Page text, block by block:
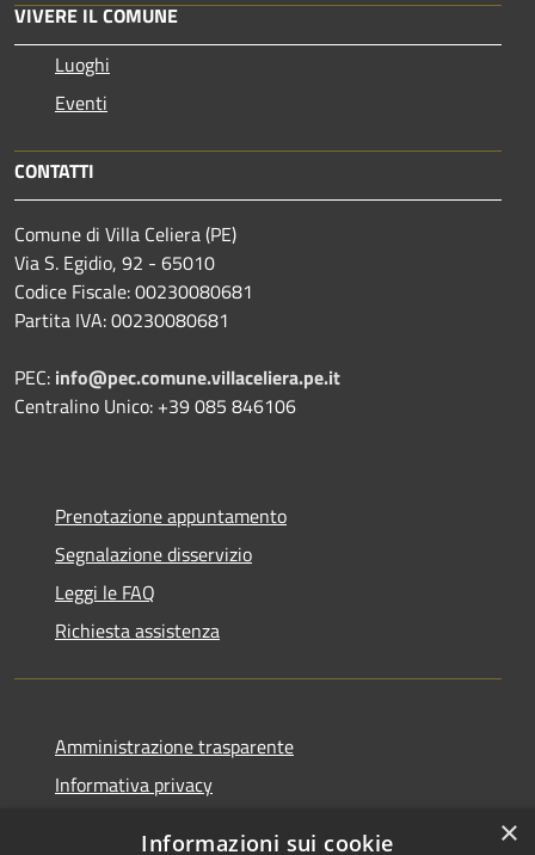
VIVERE IL COMUNE
Luoghi
Eventi
CONTATTI
Comune di Villa Celiera (PE)
Via S. Egidio, 92 - 65010
Codice Fiscale: 00230080681
Partita IVA: 00230080681
PEC: info@pec.comune.villaceliera.pe.it
Centralino Unico: +39 085 846106
Prenotazione appuntamento
Segnalazione disservizio
Leggi le FAQ
Richiesta assistenza
Amministrazione trasparente
Informativa privacy
×
Informazioni sui cookie